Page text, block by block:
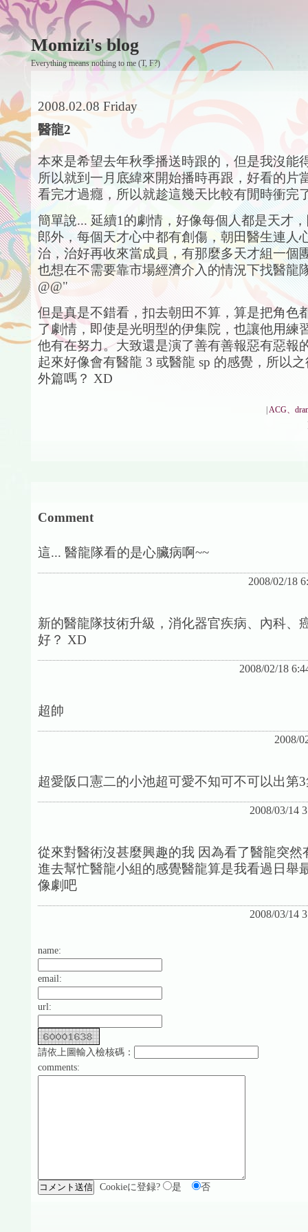
Momizi's blog
Everything means nothing to me (T, F?)
2008.02.08 Friday
醫龍2
本來是希望去年秋季播送時跟的，但是我沒能
所以就到一月底緯來開始播時再跟，好看的片
看完才過癮，所以就趁這幾天比較有閒時衝完
簡單說... 延續1的劇情，好像每個人都是天才
郎外，每個天才心中都有創傷，朝田醫生連人
治，治好再收來當成員，有那麼多天才組一個
也想在不需要靠市場經濟介入的情況下找醫龍
@@"
但是真是不錯看，扣去朝田不算，算是把角色
了劇情，即使是光明型的伊集院，也讓他用練
他有在努力。大致還是演了善有善報惡有惡報
起來好像會有醫龍 3 或醫龍 sp 的感覺，所以
外篇嗎？ XD
|ACG、
Comment
這... 醫龍隊看的是心臟病啊~~
2008/02/18
新的醫龍隊技術升級，消化器官疾病、內科、
好？ XD
2008/02/18
超帥
2008/
超愛阪口憲二的小池超可愛不知可不可以出第
2008/03/14
從來對醫術沒甚麼興趣的我 因為看了醫龍突然
進去幫忙醫龍小組的感覺醫龍算是我看過日舉
像劇吧
2008/03/14
name:
email:
url:
請依上圖輸入檢核碼：
comments:
Cookieに登録? 是 否